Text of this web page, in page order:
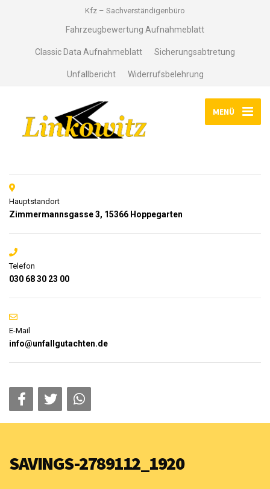
Kfz – Sachverständigenbüro
Fahrzeugbewertung Aufnahmeblatt
Classic Data Aufnahmeblatt Sicherungsabtretung
Unfallbericht Widerrufsbelehrung
MENÜ
Hauptstandort
Zimmermannsgasse 3, 15366 Hoppegarten
Telefon
030 68 30 23 00
E-Mail
info@unfallgutachten.de
SAVINGS-2789112_1920